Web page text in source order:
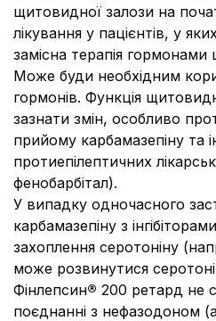
щитовидної залози на
лікування у пацієнтів, у
замісна терапія
Може буди необхідним
гормонів. Функція
зазнати змін, особливо
прийому карбамазепіну та
протиепілептичних
фенобарбітал).
У випадку одночасного
карбамазепіну з
захоплення серотоніну
може розвинутися
Фінлепсин® 200 ретард не
поєднанні з нефазодоном